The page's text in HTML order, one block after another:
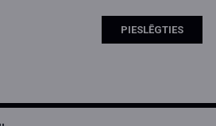
PIESLĒGTIES